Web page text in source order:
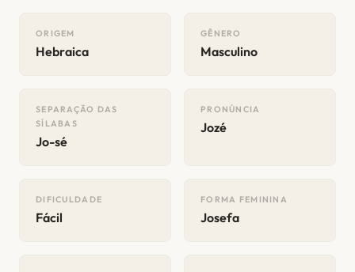
ORIGEM
Hebraica
GÊNERO
Masculino
SEPARAÇÃO DAS
SÍLABAS
Jo-sé
PRONÚNCIA
Jozé
DIFICULDADE
Fácil
FORMA FEMININA
Josefa